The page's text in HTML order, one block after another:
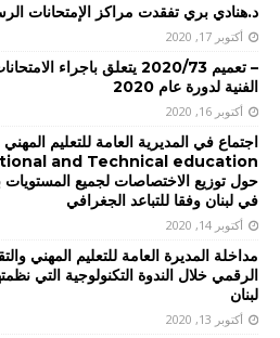
د.هنادي بري تفقدت مراكز الإمتحانات
أكتوبر 17, 2020
– تعميم 2020/73 يتعلق باجراء
الفنية لدورة عام 2020
أكتوبر 16, 2020
and Technical education
حول توزيع الاختصاصات لجميع المستويات
في لبنان وفقا للتباعد الجغرافي
أكتوبر 14, 2020
مداخلة المديرة العامة للتعليم المهني
الرقمي خلال الندوة التكنولوجية التي
لبنان
أكتوبر 13, 2020